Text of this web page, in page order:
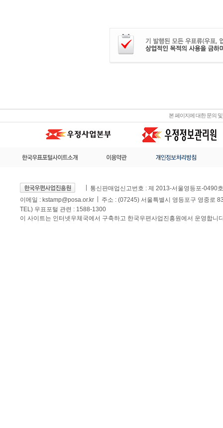
본 페이지에 대한 문의
통신판매업신고번호 : 제 2013-서울영등포-0490호
이메일 : kstamp@posa.or.kr
주소 : (07245) 서울특별시 영등포구 영중로
TEL) 우표포털 관련 : 1588-1300
이 사이트는 인터넷우체국에서 구축하고 한국우편사업진흥원에서 운영합니